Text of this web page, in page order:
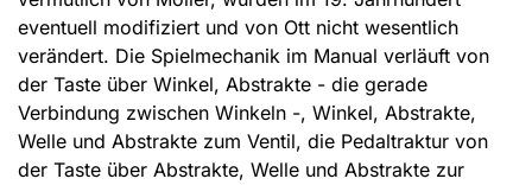
eventuell modifiziert und von Ott nicht wesentlich
verändert. Die Spielmechanik im Manual verläuft von
der Taste über Winkel, Abstrakte - die gerade
Verbindung zwischen Winkeln -, Winkel, Abstrakte,
Welle und Abstrakte zum Ventil, die Pedaltraktur von
der Taste über Abstrakte, Welle und Abstrakte zur